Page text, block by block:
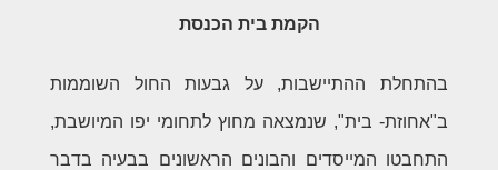
הקמת בית הכנסת
בהתחלת ההתיישבות, על גבעות החול השוממות
ב"אחוזת- בית", שנמצאה מחוץ לתחומי יפו המיושבת,
התחבטו המייסדים והבונים הראשונים בבעיה בדבר